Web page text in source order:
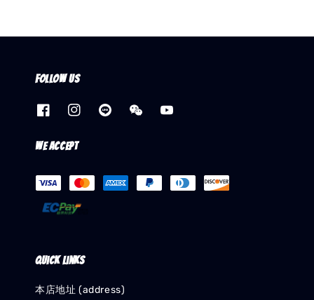
Follow us
We accept
Quick links
本店地址 (address)